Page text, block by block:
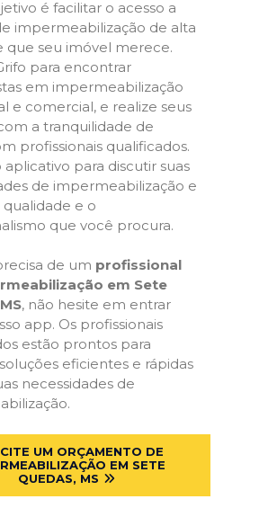
é facilitar o acesso a
impermeabilização de alta
que seu imóvel merece.
para encontrar
em impermeabilização
e comercial, e realize seus
a tranquilidade de
profissionais qualificados.
aplicativo para discutir suas
de impermeabilização e
qualidade e o
que você procura.
de um profissional
em Sete
, não hesite em entrar
app. Os profissionais
estão prontos para
eficientes e rápidas
necessidades de
UM ORÇAMENTO DE
EM SETE
QUEDAS, MS